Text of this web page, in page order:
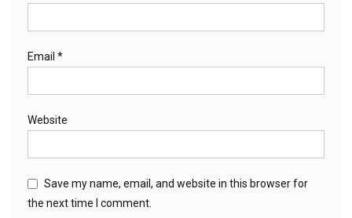
Email *
Website
Save my name, email, and website in this browser for
the next time I comment.